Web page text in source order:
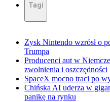
Tagi
Zysk Nintendo wzrósł o
Trumpa
Producenci aut w
zwolnienia i oszczędności
SpaceX mocno traci po
Chińska AI uderza w
panikę na rynku